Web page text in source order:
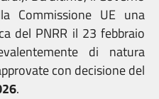
Commissione UE una
del PNRR il 23 febbraio
di natura
con decisione del
.